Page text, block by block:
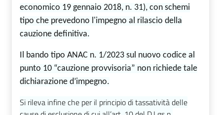
economico 19 gennaio 2018, n. 31), con schemi
tipo che prevedono l'impegno al rilascio della
cauzione definitiva.
Il bando tipo ANAC n. 1/2023 sul nuovo codice al
punto 10 “cauzione provvisoria” non richiede tale
dichiarazione d’impegno.
Si rileva infine che per il principio di tassatività delle